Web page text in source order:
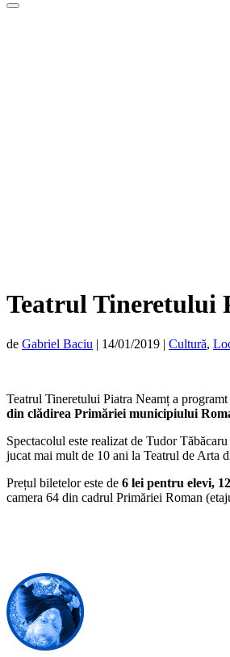
Teatrul Tineretului
de Gabriel Baciu | 14/01/2019 | Cultură,
Teatrul Tineretului Piatra Neamț a
din clădirea Primăriei municipiului
Spectacolul este realizat de Tudor
jucat mai mult de 10 ani la Teatrul de Arta
Prețul biletelor este de 6 lei pentru elevi,
camera 64 din cadrul Primăriei Roman